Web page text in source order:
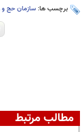
برچسب ها: سازمان حج و
مطالب مرتبط